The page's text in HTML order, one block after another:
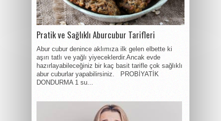
Pratik ve Sağlıklı Aburcubur Tarifleri
Abur cubur denince aklımıza ilk gelen elbette ki
aşırı tatlı ve yağlı yiyeceklerdir.Ancak evde
hazırlayabileceğiniz bir kaç basit tarifle çok sağlıklı
abur cuburlar yapabilirsiniz. PROBİYATİK
DONDURMA 1 su...